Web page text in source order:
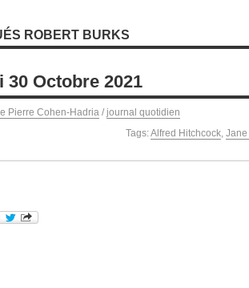
ROBERT BURKS
30 Octobre 2021
Pierre Cohen-Hadria / journal quotidien
Tags:Alfred Hitchcock,